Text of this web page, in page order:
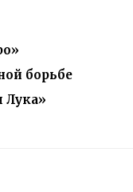
борьбе
Лука»